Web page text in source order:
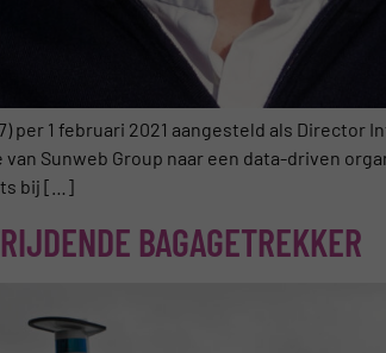
per 1 februari 2021 aangesteld als
Sunweb Group naar een data-driven
bij […]
BAGAGETREKKER